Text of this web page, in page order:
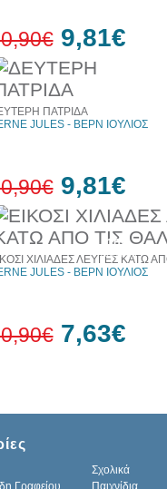
9,81€
10%
έκπτωση
ΠΑΤΡΙΔΑ
JULES - ΒΕΡΝ ΙΟΥΛΙΟΣ
9,81€
ΧΙΛΙΑΔΕΣ ΛΕΥΓΕΣ ΚΑΤΩ
JULES - ΒΕΡΝ ΙΟΥΛΙΟΣ
7,63€
Σχολικά
Γραφείου
Παιχνίδια